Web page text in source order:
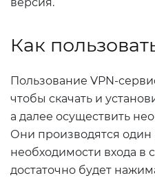
Как
Пользование VPN-
чтобы скачать и
а далее осуществить
Они производятся один
необходимости входа в
достаточно будет